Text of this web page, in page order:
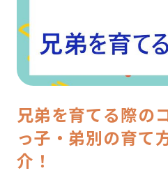
兄弟を育てる際の
っ子・弟別の育て
介！